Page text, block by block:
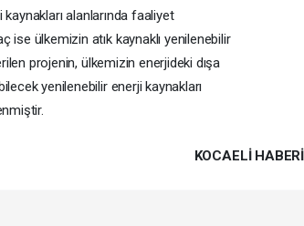
alanlarında faaliyet
ülkemizin atık kaynaklı yenilenebilir
projenin, ülkemizin enerjideki dışa
yenilenebilir enerji kaynakları
KOCAELI HABERİ